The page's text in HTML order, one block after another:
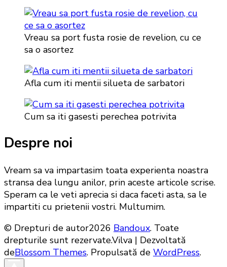
Vreau sa port fusta rosie de revelion, cu ce
sa o asortez
Afla cum iti mentii silueta de sarbatori
Cum sa iti gasesti perechea potrivita
Despre noi
Vream sa va impartasim toata experienta noastra
stransa dea lungu anilor, prin aceste articole scrise.
Speram ca le veti aprecia si daca faceti asta, sa le
impartiti cu prietenii vostri. Multumim.
© Drepturi de autor2026 Bandoux. Toate
drepturile sunt rezervate.Vilva | Dezvoltată
deBlossom Themes. Propulsată de WordPress.